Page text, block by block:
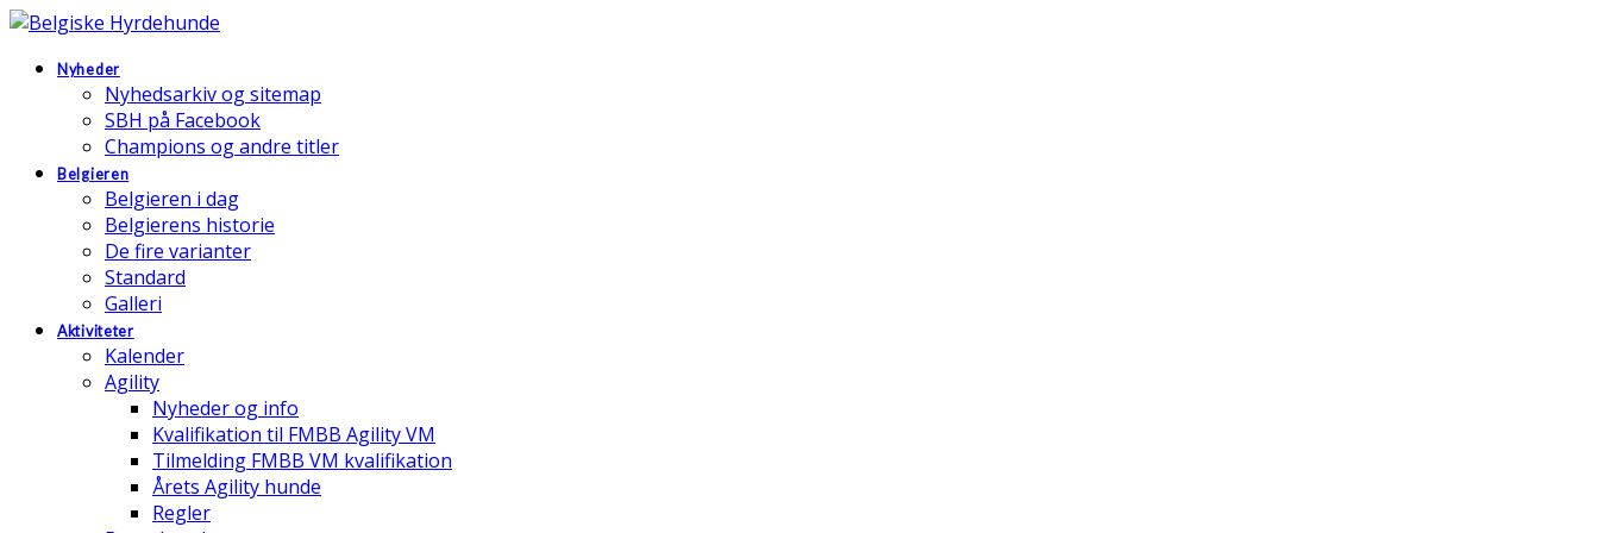
Nyheder
Nyhedsarkiv og sitemap
SBH på Facebook
Champions og andre titler
Belgieren
Belgieren i dag
Belgierens historie
De fire varianter
Standard
Galleri
Aktiviteter
Kalender
Agility
Nyheder og info
Kvalifikation til FMBB Agility VM
Tilmelding FMBB VM kvalifikation
Årets Agility hunde
Regler